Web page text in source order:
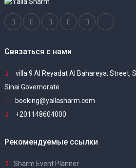
Связаться с нами
villa 9 Al Reyadat Al Bahareya, Street,
Sinai Governorate
booking@yallasharm.com
+201148604000
Рекомендуемые ссылки
Sharm Event Planner